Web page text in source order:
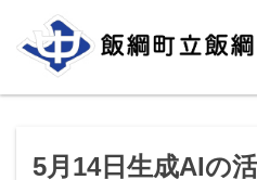
5月14日生成AIの